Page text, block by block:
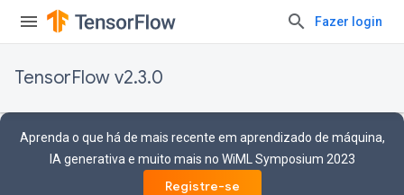
Fazer login
TensorFlow v2.3.0
Aprenda o que há de mais recente em aprendizado de máquina,
IA generativa e muito mais no WiML Symposium 2023
Registre-se